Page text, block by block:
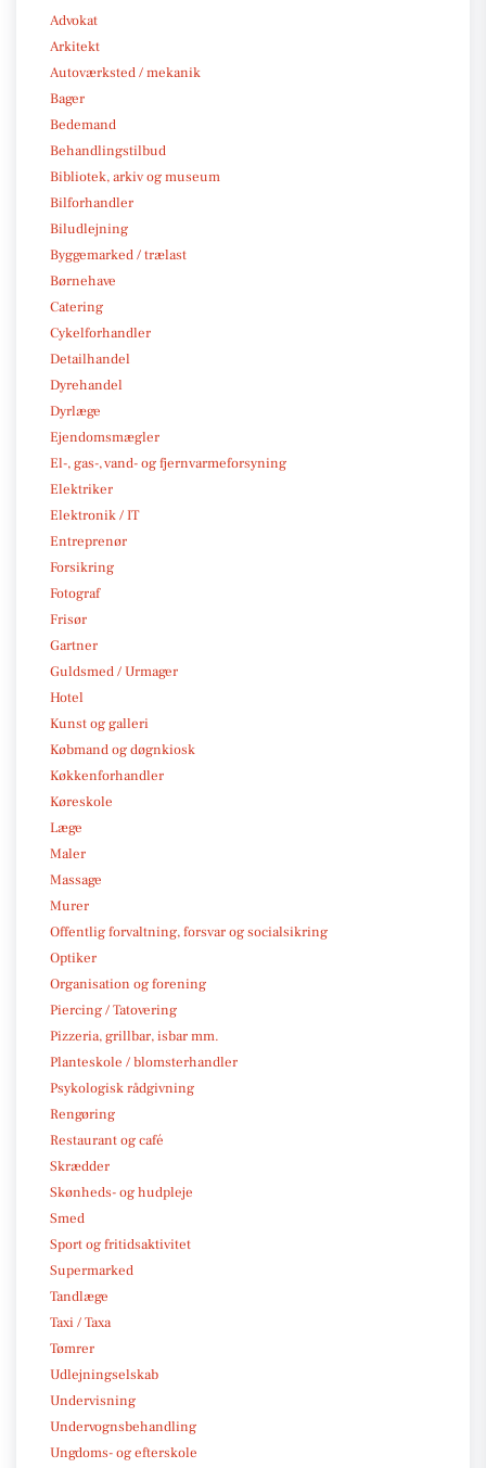
Advokat
Arkitekt
Autoværksted / mekanik
Bager
Bedemand
Behandlingstilbud
Bibliotek, arkiv og museum
Bilforhandler
Biludlejning
Byggemarked / trælast
Børnehave
Catering
Cykelforhandler
Detailhandel
Dyrehandel
Dyrlæge
Ejendomsmægler
El-, gas-, vand- og fjernvarmeforsyning
Elektriker
Elektronik / IT
Entreprenør
Forsikring
Fotograf
Frisør
Gartner
Guldsmed / Urmager
Hotel
Kunst og galleri
Købmand og døgnkiosk
Køkkenforhandler
Køreskole
Læge
Maler
Massage
Murer
Offentlig forvaltning, forsvar og socialsikring
Optiker
Organisation og forening
Piercing / Tatovering
Pizzeria, grillbar, isbar mm.
Planteskole / blomsterhandler
Psykologisk rådgivning
Rengøring
Restaurant og café
Skrædder
Skønheds- og hudpleje
Smed
Sport og fritidsaktivitet
Supermarked
Tandlæge
Taxi / Taxa
Tømrer
Udlejningselskab
Undervisning
Undervognsbehandling
Ungdoms- og efterskole